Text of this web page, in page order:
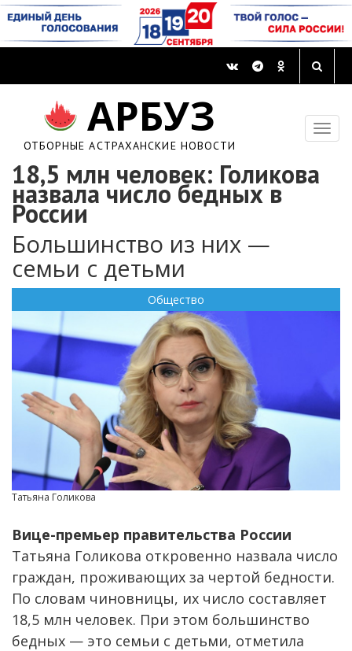
АРБУЗ
ОТБОРНЫЕ АСТРАХАНСКИЕ НОВОСТИ
18,5 млн человек: Голикова
назвала число бедных в
России
Большинство из них —
семьи с детьми
Общество
Татьяна Голикова
Вице-премьер правительства России
Татьяна Голикова откровенно назвала число
граждан, проживающих за чертой бедности.
По словам чиновницы, их число составляет
18,5 млн человек. При этом большинство
бедных — это семьи с детьми, отметила